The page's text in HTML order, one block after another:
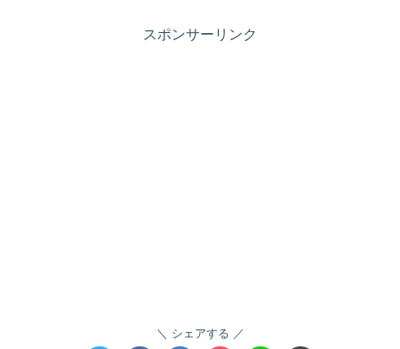
スポンサーリンク
シェアする